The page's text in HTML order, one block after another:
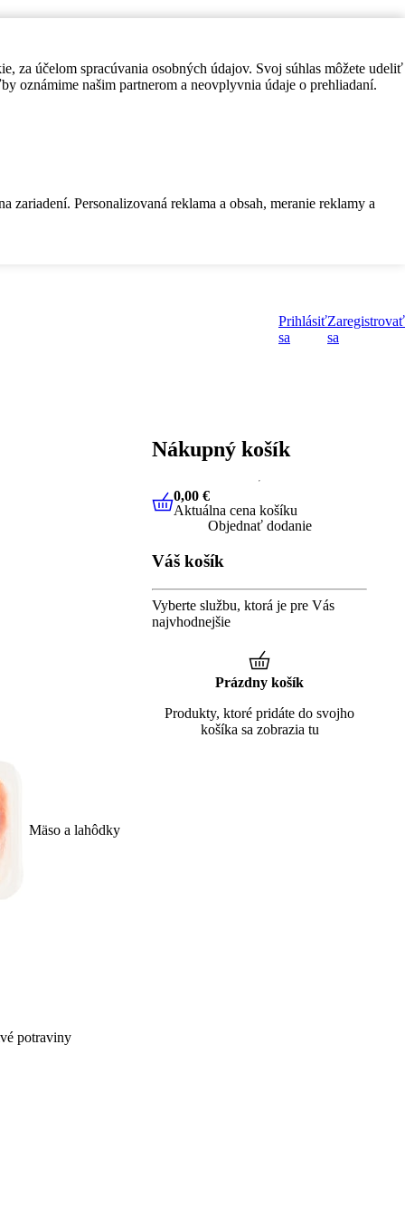
za účelom spracúvania osobných údajov. Svoj súhlas môžete udeliť
oznámime našim partnerom a neovplyvnia údaje o prehliadaní.
Personalizovaná reklama a obsah, meranie reklamy a
Prihlásiť
sa
Zaregistrovať
sa
Mäso a lahôdky
potraviny
Nákupný košík
0,00 €Aktuálna cena košíku
0,00 €
Aktuálna cena košíku
Objednať dodanie
Váš košík
Vyberte službu, ktorá je pre Vás
najvhodnejšie
Prázdny košík
Produkty, ktoré pridáte do svojho
košíka sa zobrazia tu